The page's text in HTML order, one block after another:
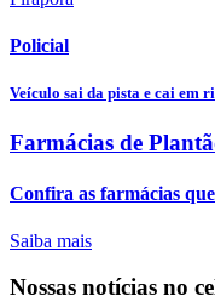
Policial
Veículo sai da pista e cai em
Farmácias de
Confira as farmácias
Saiba mais
Nossas notícias no